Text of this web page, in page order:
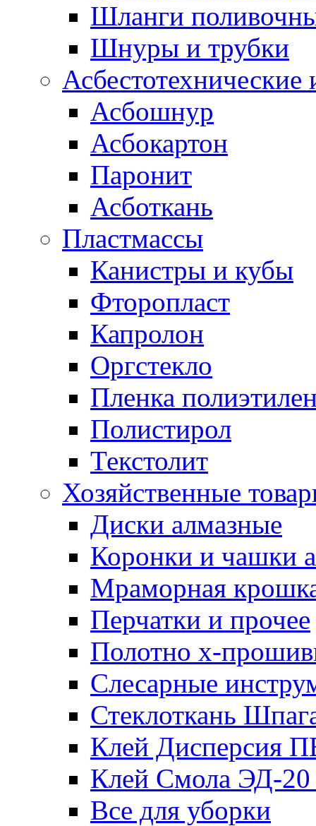
Шланги
Шнуры и трубки
Асбестотехнические
Асбошнур
Асбокартон
Паронит
Асботкань
Пластмассы
Канистры и кубы
Фторопласт
Капролон
Оргстекло
Пленка
Полистирол
Текстолит
Хозяйственные
Диски алмазные
Коронки и чашки
Мраморная
Перчатки и прочее
Полотно х-
Слесарные
Стеклоткань
Клей Дисперсия
Клей Смола ЭД-20
Все для уборки